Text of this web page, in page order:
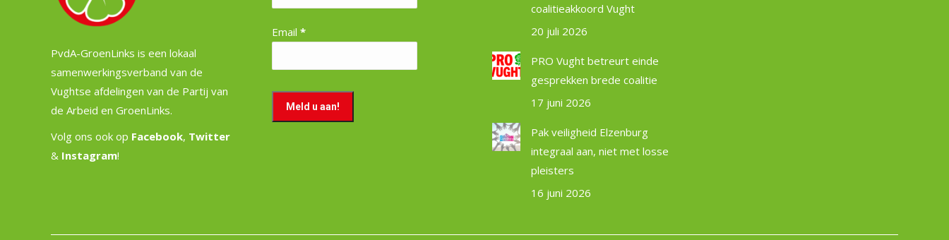
PvdA-GroenLinks is een lokaal
samenwerkingsverband van de
Vughtse afdelingen van de Partij van
de Arbeid en GroenLinks.
Volg ons ook op Facebook, Twitter
& Instagram!
Email *
coalitieakkoord Vught
20 juli 2026
PRO Vught betreurt einde
gesprekken brede coalitie
17 juni 2026
Pak veiligheid Elzenburg
integraal aan, niet met losse
pleisters
16 juni 2026